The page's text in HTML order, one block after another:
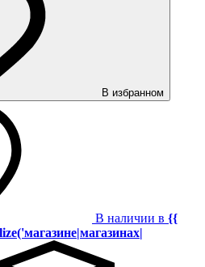
В избранном
В наличии в {{